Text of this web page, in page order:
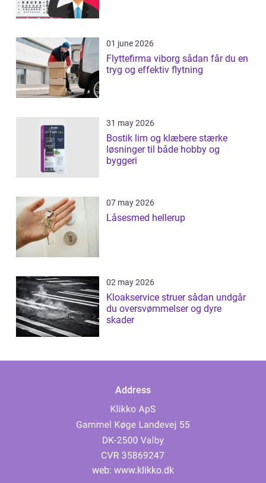
01 june 2026
Flyttefirma viborg sådan får du en
tryg og effektiv flytning
31 may 2026
Bostik lim og klæbere stærke
løsninger til både hobby og
byggeri
07 may 2026
Låsesmed hellerup
02 may 2026
Kloakservice struer sådan undgår
du oversvømmelser og dyre
skader
Address
web: www.klikko.dk